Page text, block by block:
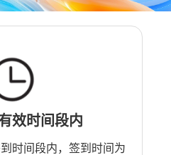
效时间段内
时间段内，签到时间为